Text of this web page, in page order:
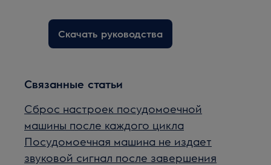
Скачать руководства
Связанные статьи
Сброс настроек посудомоечной
машины после каждого цикла
Посудомоечная машина не издает
звуковой сигнал после завершения